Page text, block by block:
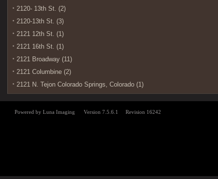
2120- 13th St. (2)
2120-13th St. (3)
2121 12th St. (1)
2121 16th St. (1)
2121 Broadway (11)
2121 Columbine (2)
2121 N. Tejon Colorado Springs, Colorado (1)